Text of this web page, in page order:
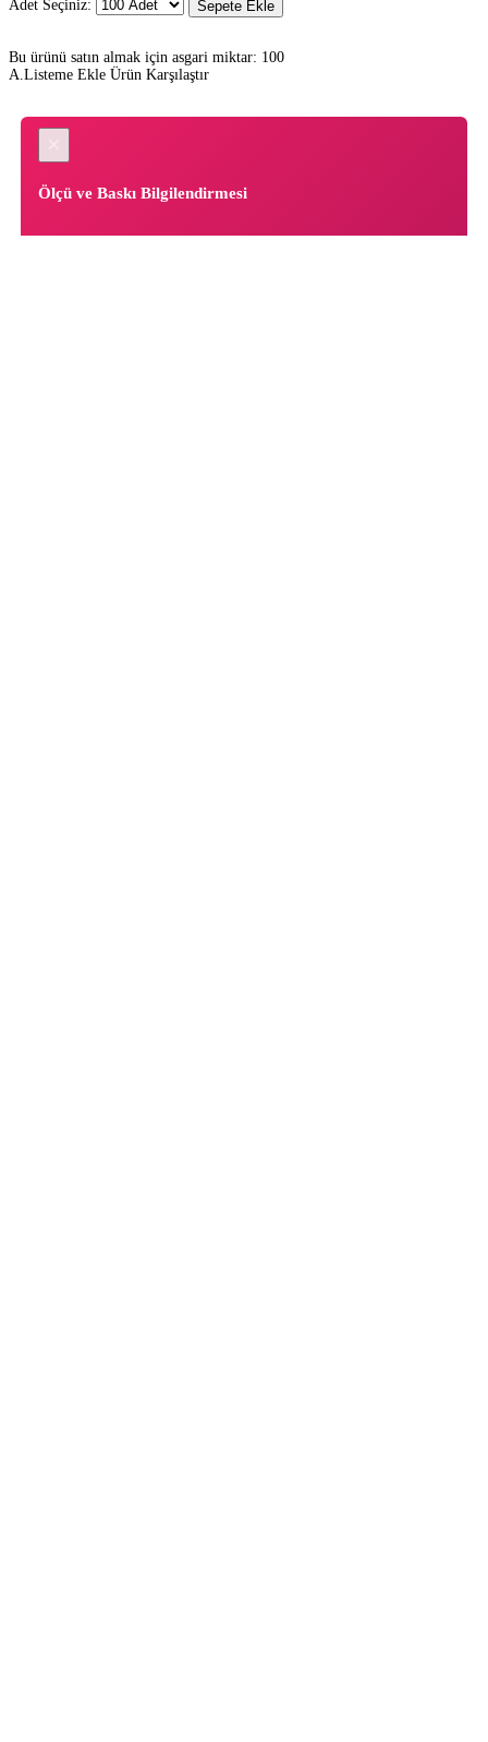
Adet Seçiniz: Sepete Ekle
Bu ürünü satın almak için asgari miktar: 100
A.Listeme Ekle Ürün Karşılaştır
Ölçü ve Baskı Bilgilendirmesi